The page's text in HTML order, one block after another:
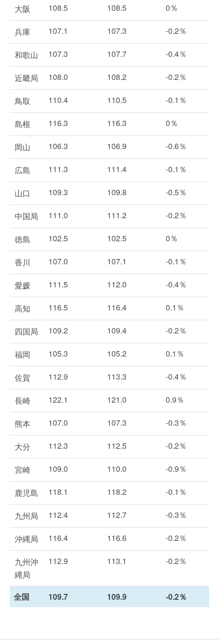
全国 109.7 109.9 -0.2％
大阪 108.5 108.5 0％
兵庫 107.1 107.3 -0.2％
和歌山 107.3 107.7 -0.4％
近畿局 108.0 108.2 -0.2％
鳥取 110.4 110.5 -0.1％
島根 116.3 116.3 0％
岡山 106.3 106.9 -0.6％
広島 111.3 111.4 -0.1％
山口 109.3 109.8 -0.5％
中国局 111.0 111.2 -0.2％
徳島 102.5 102.5 0％
香川 107.0 107.1 -0.1％
愛媛 111.5 112.0 -0.4％
高知 116.5 116.4 0.1％
四国局 109.2 109.4 -0.2％
福岡 105.3 105.2 0.1％
佐賀 112.9 113.3 -0.4％
長崎 122.1 121.0 0.9％
熊本 107.0 107.3 -0.3％
大分 112.3 112.5 -0.2％
宮崎 109.0 110.0 -0.9％
鹿児島 118.1 118.2 -0.1％
九州局 112.4 112.7 -0.3％
沖縄局 116.4 116.6 -0.2％
九州沖
縄局
112.9 113.1 -0.2％